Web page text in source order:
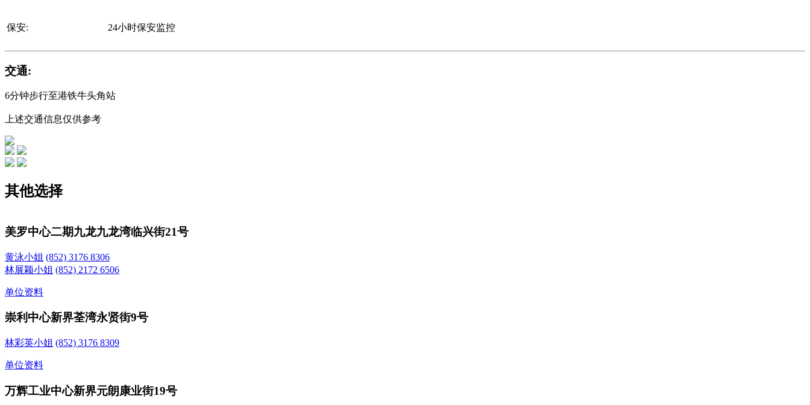
保安: 24小时保安监控
交通:
6分钟步行至港铁牛头角站
上述交通信息仅供参考
其他选择
美罗中心二期九龙九龙湾临兴街21号
黄泳小姐 (852) 3176 8306
林展颖小姐 (852) 2172 6506
单位资料
崇利中心新界荃湾永贤街9号
林彩英小姐 (852) 3176 8309
单位资料
万辉工业中心新界元朗康业街19号